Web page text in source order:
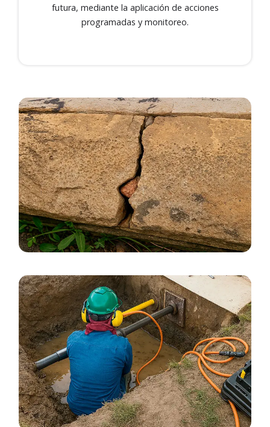
futura, mediante la aplicación de acciones
programadas y monitoreo.